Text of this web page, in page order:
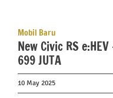
Mobil Baru
New Civic RS e:HEV
699 JUTA
10 May 2025